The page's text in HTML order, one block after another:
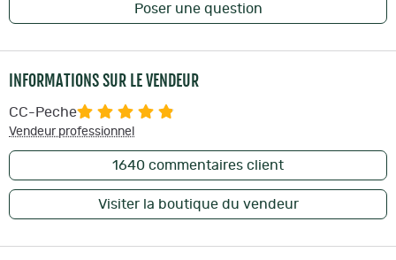
https://youtu.be/pNur2opJigEPoser une question
INFORMATIONS SUR LE VENDEUR
CC-Peche
Vendeur professionnel
1640 commentaires client
Visiter la boutique du vendeur